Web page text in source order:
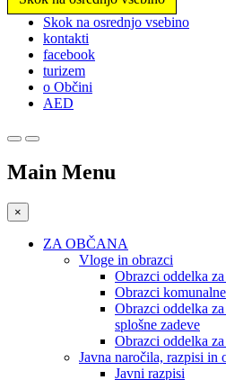
Prosimo,
upoštevajte:
spletno
mesto
vključuje
sistem
Skok na osrednjo vsebino
kontakti
facebook
turizem
o Občini
AED
Main Menu
×
ZA OBČANA
Vloge in obrazci
Obrazci oddelka
Obrazci
Obrazci oddelka
splošne zadeve
Obrazci oddelka
Javna naročila, razpisi in
Javni razpisi